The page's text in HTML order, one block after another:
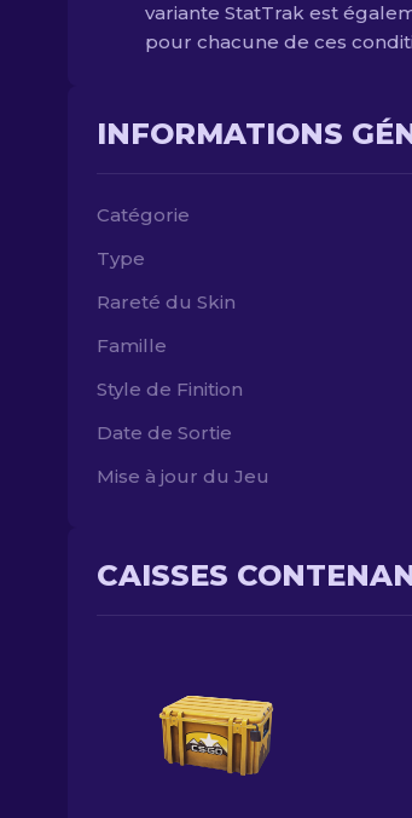
variante StatTrak est
pour chacune de ces
INFORMATIONS
Catégorie
Type
Rareté du Skin
Famille
Style de Finition
Date de Sortie
Mise à jour du Jeu
CAISSES